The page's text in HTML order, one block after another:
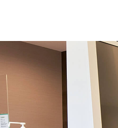
る
発熱外来